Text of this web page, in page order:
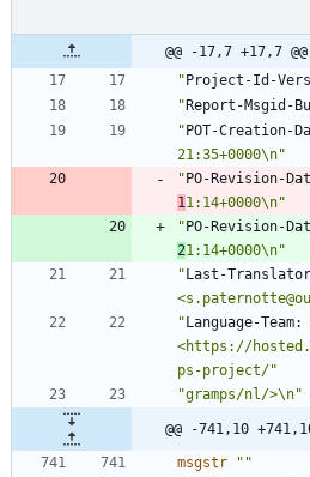
@@ -17,7 +17,7
" Project-Id-
" Report-Msgid-
" POT-Creation-
21:35+0000\n"
" PO-Revision-
11:14+0000\n"
" PO-Revision-
21:14+0000\n"
" Last-
" Language-Team:
<https://
ps-project/"
"gramps/nl/>\n"
@@ -741,10
msgstr
""